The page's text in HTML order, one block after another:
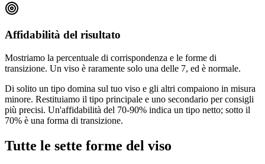
Affidabilità del risultato
Mostriamo la percentuale di corrispondenza e le forme di
transizione. Un viso è raramente solo una delle 7, ed è normale.
Di solito un tipo domina sul tuo viso e gli altri compaiono in misura
minore. Restituiamo il tipo principale e uno secondario per consigli
più precisi. Un'affidabilità del 70-90% indica un tipo netto; sotto il
70% è una forma di transizione.
Tutte le sette forme del viso